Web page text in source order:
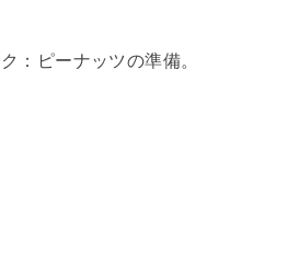
：ピーナッツの準備。